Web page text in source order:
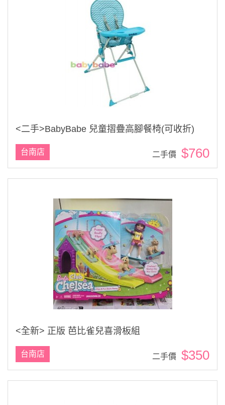
<二手>BabyBabe 兒童摺疊高腳餐椅(可收折)
$760
二手價
台南店
<全新> 正版 芭比雀兒喜滑板組
$350
二手價
台南店